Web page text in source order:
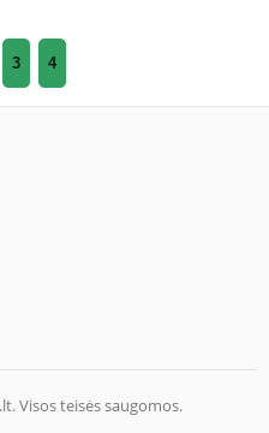
3 4
Visos teisės saugomos.